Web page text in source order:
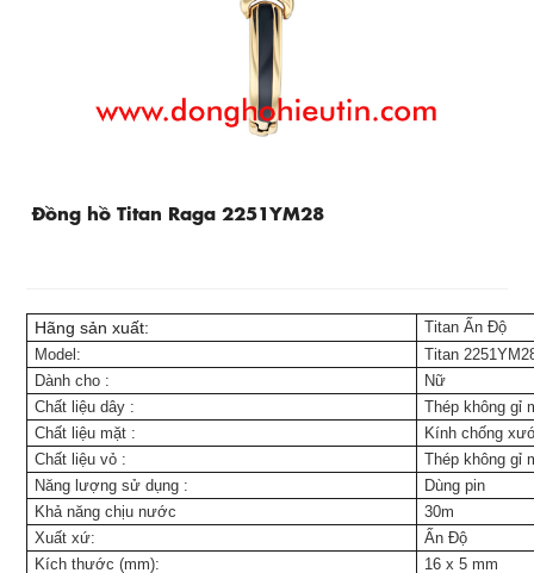
Đồng hồ Titan Raga 2251YM28
Hãng sản xuất:
Titan Ấn Độ
Model:
Titan
Dành cho :
Nữ
Chất liệu dây :
Thép không gỉ
Chất liệu mặt :
Kính chống
Chất liệu vỏ :
Thép không gỉ
Năng lượng sử dụng :
Dùng pin
Khả năng chịu nước
30m
Xuất xứ:
Ấn Độ
Kích thước (mm):
16 x 5 mm